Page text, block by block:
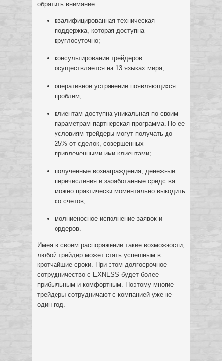
обратить внимание:
квалифицированная техническая
поддержка, которая доступна
круглосуточно;
консультирование трейдеров
осуществляется на 13 языках мира;
оперативное устранение появляющихся
проблем;
клиентам доступна уникальная по своим
параметрам партнерская программа. По ее
условиям трейдеры могут получать до
25% от сделок, совершенных
привлеченными ими клиентами;
полученные вознаграждения, денежные
перечисления и заработанные средства
можно практически моментально выводить
со счетов;
молниеносное исполнение заявок и
ордеров.
Имея в своем распоряжении такие возможности,
любой трейдер может стать успешным в
кротчайшие сроки. При этом долгосрочное
сотрудничество с EXNESS будет более
прибыльным и комфортным. Поэтому многие
трейдеры сотрудничают с компанией уже не
один год.